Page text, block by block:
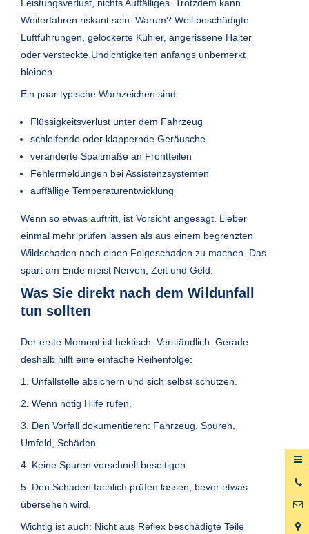
Leistungsverlust, nichts Auffälliges. Trotzdem kann
Weiterfahren riskant sein. Warum? Weil beschädigte
Luftführungen, gelockerte Kühler, angerissene Halter
oder versteckte Undichtigkeiten anfangs unbemerkt
bleiben.
Ein paar typische Warnzeichen sind:
Flüssigkeitsverlust unter dem Fahrzeug
schleifende oder klappernde Geräusche
veränderte Spaltmaße an Frontteilen
Fehlermeldungen bei Assistenzsystemen
auffällige Temperaturentwicklung
Wenn so etwas auftritt, ist Vorsicht angesagt. Lieber
einmal mehr prüfen lassen als aus einem begrenzten
Wildschaden noch einen Folgeschaden zu machen. Das
spart am Ende meist Nerven, Zeit und Geld.
Was Sie direkt nach dem Wildunfall
tun sollten
Der erste Moment ist hektisch. Verständlich. Gerade
deshalb hilft eine einfache Reihenfolge:
1. Unfallstelle absichern und sich selbst schützen.
2. Wenn nötig Hilfe rufen.
3. Den Vorfall dokumentieren: Fahrzeug, Spuren,
Umfeld, Schäden.
4. Keine Spuren vorschnell beseitigen.
5. Den Schaden fachlich prüfen lassen, bevor etwas
übersehen wird.
Wichtig ist auch: Nicht aus Reflex beschädigte Teile